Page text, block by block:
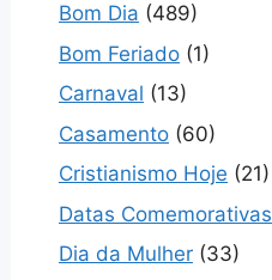
Bom Dia (489)
Bom Feriado (1)
Carnaval (13)
Casamento (60)
Cristianismo Hoje (21)
Datas Comemorativas
Dia da Mulher (33)